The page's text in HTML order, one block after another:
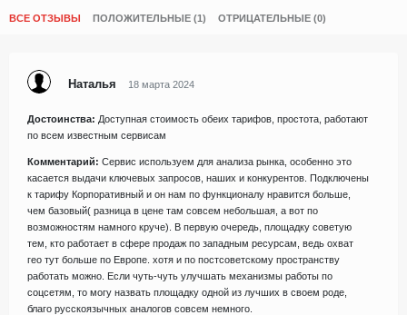
ВСЕ ОТЗЫВЫ ПОЛОЖИТЕЛЬНЫЕ (1) ОТРИЦАТЕЛЬНЫЕ (0)
Наталья 18 марта 2024
Достоинства: Доступная стоимость обеих тарифов, простота, работают
по всем известным сервисам
Комментарий: Сервис используем для анализа рынка, особенно это
касается выдачи ключевых запросов, наших и конкурентов. Подключены
к тарифу Корпоративный и он нам по функционалу нравится больше,
чем базовый( разница в цене там совсем небольшая, а вот по
возможностям намного круче). В первую очередь, площадку советую
тем, кто работает в сфере продаж по западным ресурсам, ведь охват
гео тут больше по Европе. хотя и по постсоветскому пространству
работать можно. Если чуть-чуть улучшать механизмы работы по
соцсетям, то могу назвать площадку одной из лучших в своем роде,
благо русскоязычных аналогов совсем немного.